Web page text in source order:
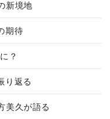
新境地
期待
？
り返る
美久が語る